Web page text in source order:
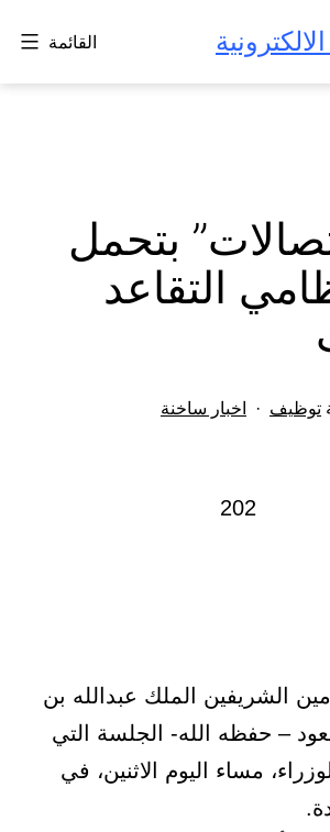
القائمة
بتحمل
التقاعد
توظيف
مصنف
اخبار ساخنة
الشريفين الملك عبدالله بن
– حفظه الله- الجلسة التي
مساء اليوم الاثنين، في